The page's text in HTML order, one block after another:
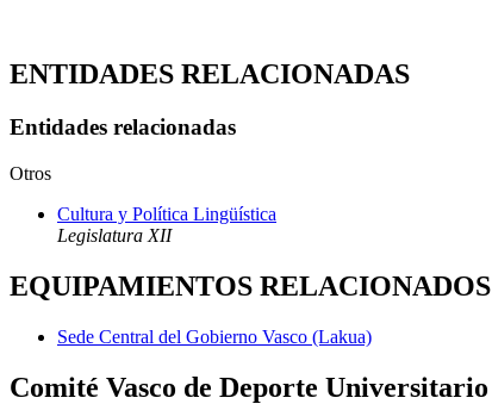
ENTIDADES RELACIONADAS
Entidades relacionadas
Otros
Cultura y Política Lingüística
Legislatura XII
EQUIPAMIENTOS RELACIONADOS
Sede Central del Gobierno Vasco (Lakua)
Comité Vasco de Deporte Universitario